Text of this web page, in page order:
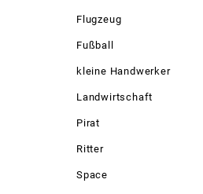
Flugzeug
Fußball
kleine Handwerker
Landwirtschaft
Pirat
Ritter
Space